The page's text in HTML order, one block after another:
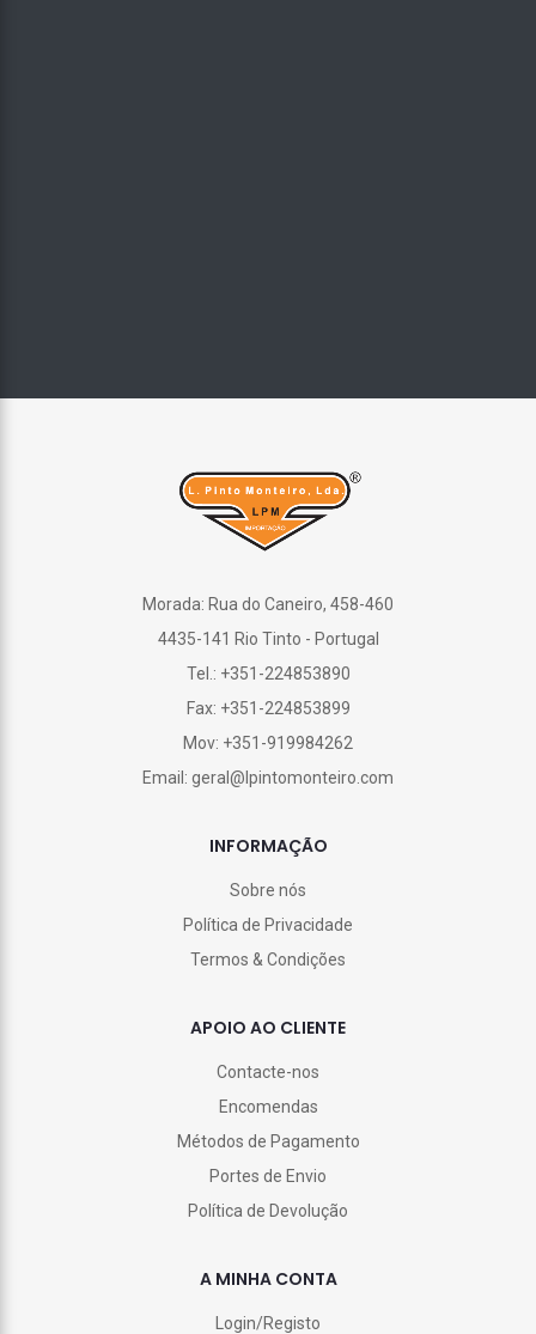
Morada: Rua do Caneiro, 458-460
4435-141 Rio Tinto - Portugal
Tel.: +351-224853890
Fax: +351-224853899
Mov: +351-919984262
Email: geral@lpintomonteiro.com
INFORMAÇÃO
Sobre nós
Política de Privacidade
Termos & Condições
APOIO AO CLIENTE
Contacte-nos
Encomendas
Métodos de Pagamento
Portes de Envio
Política de Devolução
A MINHA CONTA
Login/Registo